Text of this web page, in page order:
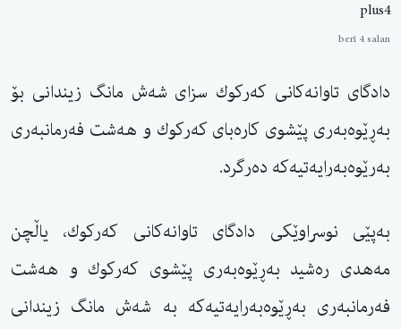
plus4
berî 4 salan
دادگای تاوانەكانی كەركوك سزای شەش مانگ زیندانی بۆ
بەڕێوەبەری پێشوی كارەبای كەركوك و هه‌شت فه‌رمانبه‌ری
به‌رێوه‌به‌رایه‌تیه‌كه‌ دەرگرد.
بەپێی نوسراوێكی دادگای تاوانەكانی كەركوك، یاڵچن
مەهدی رەشید بەڕێوەبەری پێشوی كەركوك و هەشت
فەرمانبەری بەڕێوەبەرایەتیەكە بە شەش مانگ زیندانی